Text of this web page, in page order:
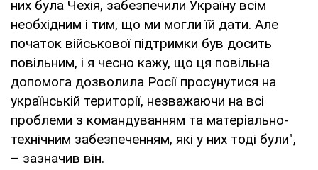
них була Чехія, забезпечили Україну всім
необхідним і тим, що ми могли їй дати. Але
початок військової підтримки був досить
повільним, і я чесно кажу, що ця повільна
допомога дозволила Росії просунутися на
українській території, незважаючи на всі
проблеми з командуванням та матеріально-
технічним забезпеченням, які у них тоді були",
– зазначив він.